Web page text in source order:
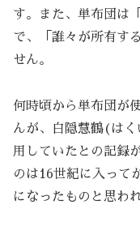
す。また、単布団は
で、「誰々が所有す
せん。
何時頃から単布団が
んが、白隠慧鶴(は
用していたとの記録
のは16世紀に入って
になったものと思わ